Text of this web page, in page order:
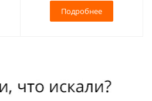
Подробнее